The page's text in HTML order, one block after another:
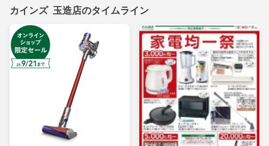
カインズ 玉造店のタイムライン